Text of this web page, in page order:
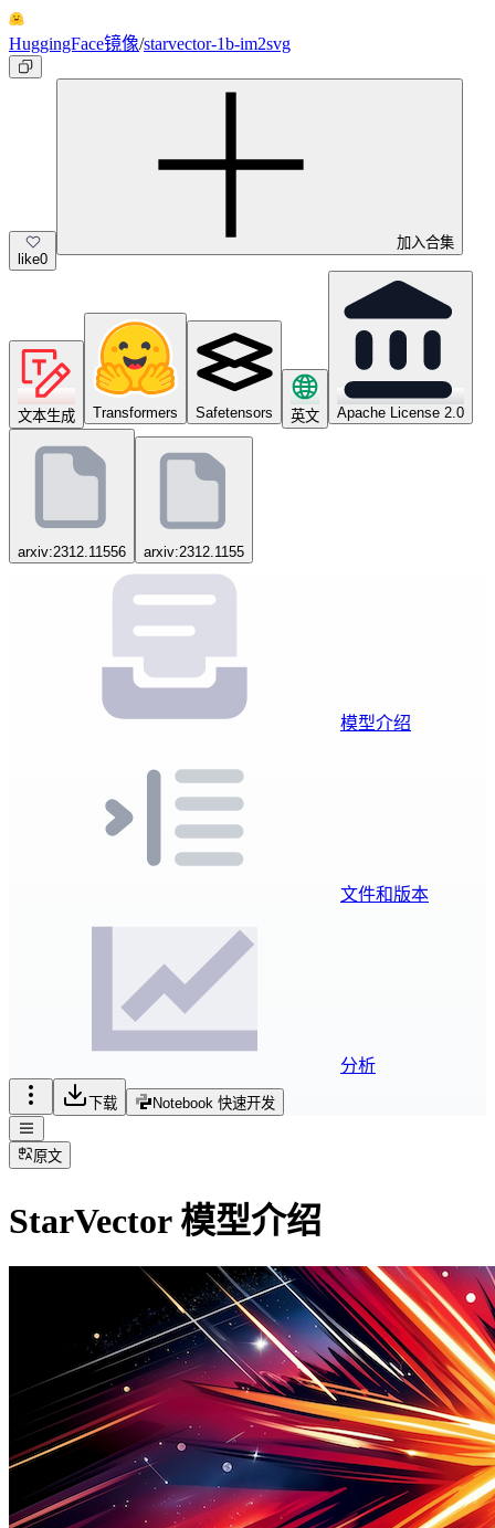
HuggingFace镜像/starvector-1b-im2svg
like0
加入合集
文本生成 Transformers Safetensors 英文 Apache License 2.0
arxiv:2312.11556 arxiv:2312.1155
模型介绍
文件和版本
分析
下载 Notebook 快速开发
原文
StarVector 模型介绍